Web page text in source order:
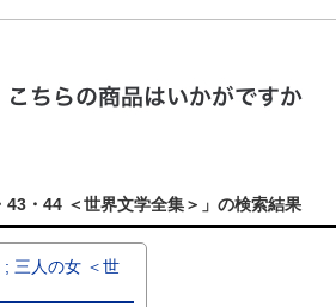
・44 ＜世界文学全集＞」の検索結果
三人の女 ＜世